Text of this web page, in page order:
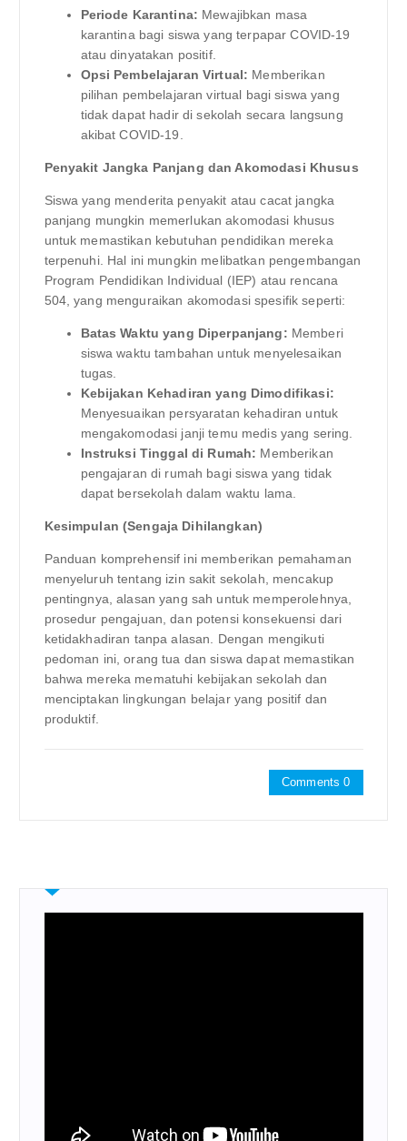
Periode Karantina: Mewajibkan masa
karantina bagi siswa yang terpapar COVID-19
atau dinyatakan positif.
Opsi Pembelajaran Virtual: Memberikan
pilihan pembelajaran virtual bagi siswa yang
tidak dapat hadir di sekolah secara langsung
akibat COVID-19.
Penyakit Jangka Panjang dan Akomodasi Khusus
Siswa yang menderita penyakit atau cacat jangka
panjang mungkin memerlukan akomodasi khusus
untuk memastikan kebutuhan pendidikan mereka
terpenuhi. Hal ini mungkin melibatkan pengembangan
Program Pendidikan Individual (IEP) atau rencana
504, yang menguraikan akomodasi spesifik seperti:
Batas Waktu yang Diperpanjang: Memberi
siswa waktu tambahan untuk menyelesaikan
tugas.
Kebijakan Kehadiran yang Dimodifikasi:
Menyesuaikan persyaratan kehadiran untuk
mengakomodasi janji temu medis yang sering.
Instruksi Tinggal di Rumah: Memberikan
pengajaran di rumah bagi siswa yang tidak
dapat bersekolah dalam waktu lama.
Kesimpulan (Sengaja Dihilangkan)
Panduan komprehensif ini memberikan pemahaman
menyeluruh tentang izin sakit sekolah, mencakup
pentingnya, alasan yang sah untuk memperolehnya,
prosedur pengajuan, dan potensi konsekuensi dari
ketidakhadiran tanpa alasan. Dengan mengikuti
pedoman ini, orang tua dan siswa dapat memastikan
bahwa mereka mematuhi kebijakan sekolah dan
menciptakan lingkungan belajar yang positif dan
produktif.
Comments 0